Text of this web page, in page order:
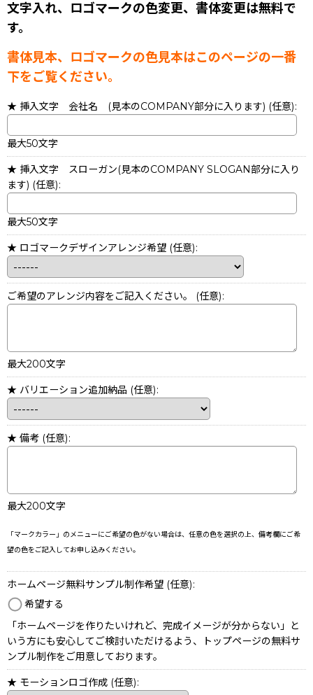
文字入れ、ロゴマークの色変更、書体変更は無料で
す。
書体見本、ロゴマークの色見本はこのページの一番
下をご覧ください。
★ 挿入文字 会社名 (見本のCOMPANY部分に入ります) (任意):
最大50文字
★ 挿入文字 スローガン(見本のCOMPANY SLOGAN部分に入り
ます) (任意):
最大50文字
★ ロゴマークデザインアレンジ希望 (任意):
ご希望のアレンジ内容をご記入ください。 (任意):
最大200文字
★ バリエーション追加納品 (任意):
★ 備考 (任意):
最大200文字
「マークカラー」のメニューにご希望の色がない場合は、任意の色を選択の上、備考欄にご希
望の色をご記入してお申し込みください。
ホームページ無料サンプル制作希望 (任意):
希望する
「ホームページを作りたいけれど、完成イメージが分からない」と
いう方にも安心してご検討いただけるよう、トップページの無料サ
ンプル制作をご用意しております。
★ モーションロゴ作成 (任意):